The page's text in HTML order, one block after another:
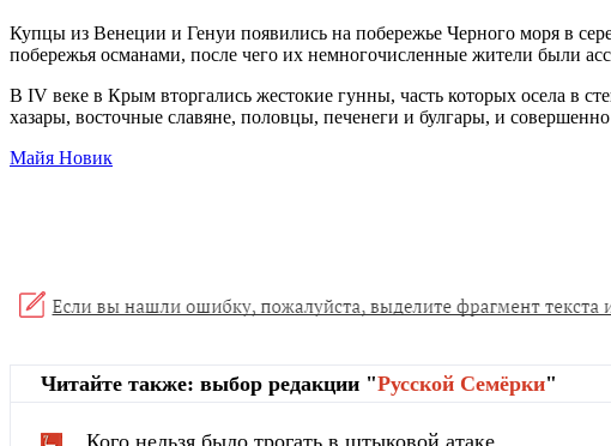
Купцы из Венеции и Генуи появились на побережье Черного моря в
побережья османами, после чего их немногочисленные жители были
В IV веке в Крым вторгались жестокие гунны, часть которых осела в
хазары, восточные славяне, половцы, печенеги и булгары, и
Майя Новик
Читайте также: выбор редакции "Русской Cемёрки"